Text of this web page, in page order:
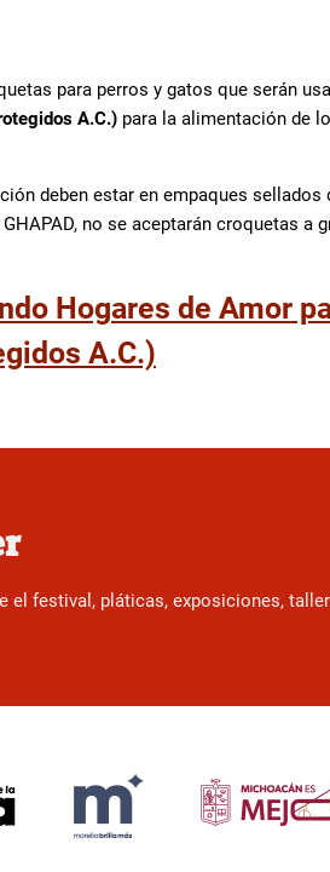
para perros y gatos que serán
A.C.) para la alimentación de
deben estar en empaques sellados
no se aceptarán croquetas a
Hogares de Amor
A.C.)
el festival, pláticas, exposiciones,